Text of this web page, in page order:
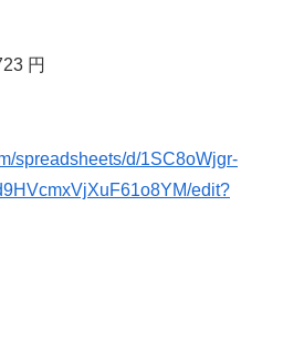
円
spreadsheets/d/1SC8oWjgr-
edit?